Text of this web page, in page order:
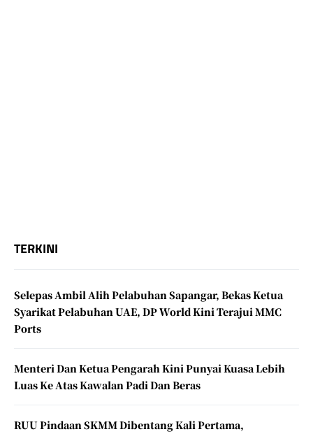
TERKINI
Selepas Ambil Alih Pelabuhan Sapangar, Bekas Ketua
Syarikat Pelabuhan UAE, DP World Kini Terajui MMC
Ports
Menteri Dan Ketua Pengarah Kini Punyai Kuasa Lebih
Luas Ke Atas Kawalan Padi Dan Beras
RUU Pindaan SKMM Dibentang Kali Pertama,